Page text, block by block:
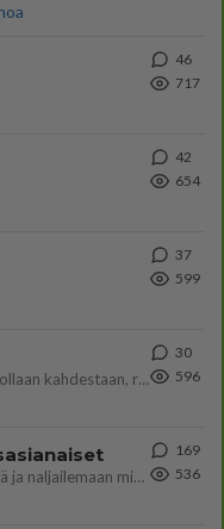
46
717
42
654
37
599
Yhtä paljon, kuin minä sinusta? Haaveissa ollaan kahdestaan, rauhassa ja lähennytään fyysisesti ja tutustutaan syvemmin
30
596
Tulevat tänne palstalle haukkumaan miehiä ja naljailemaan miehelle, kehuvat olevansa heitä parempia. Itse asuvat MIEHE
169
536